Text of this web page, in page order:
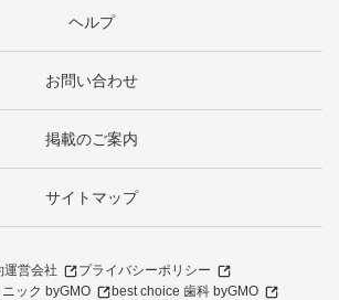
ヘルプ
お問い合わせ
掲載のご案内
サイトマップ
運営会社
プライバシーポリシー
ック byGMO
best choice 歯科 byGMO